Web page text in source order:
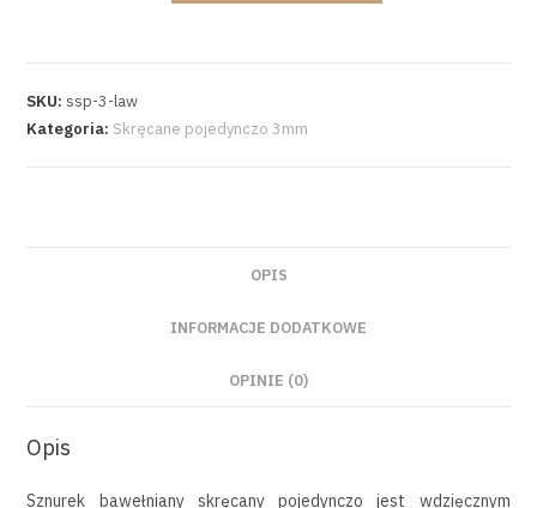
SKU:ssp-3-law
Kategoria: Skręcane pojedynczo 3mm
OPIS
INFORMACJE DODATKOWE
OPINIE (0)
Opis
Sznurek bawełniany skręcany pojedynczo jest wdzięcznym